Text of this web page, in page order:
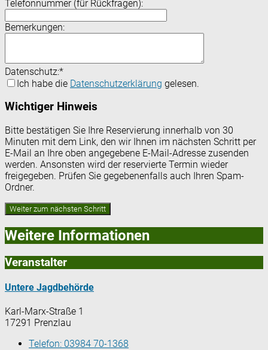
Telefonnummer (für Rückfragen):
Bemerkungen:
Datenschutz:*
Ich habe die Datenschutzerklärung gelesen.
Wichtiger Hinweis
Bitte bestätigen Sie Ihre Reservierung innerhalb von 30
Minuten mit dem Link, den wir Ihnen im nächsten Schritt per
E-Mail an Ihre oben angegebene E-Mail-Adresse zusenden
werden. Ansonsten wird der reservierte Termin wieder
freigegeben. Prüfen Sie gegebenenfalls auch Ihren Spam-
Ordner.
Weitere Informationen
Veranstalter
Untere Jagdbehörde
Karl-Marx-Straße 1
17291 Prenzlau
Telefon: 03984 70-1368